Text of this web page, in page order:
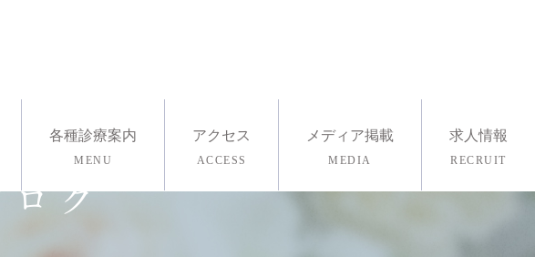
診療時間
各種診療案内
MENU
リワーク外来
アクセス
ACCESS
メディア掲載
MEDIA
求人情報
RECRUIT
ログ